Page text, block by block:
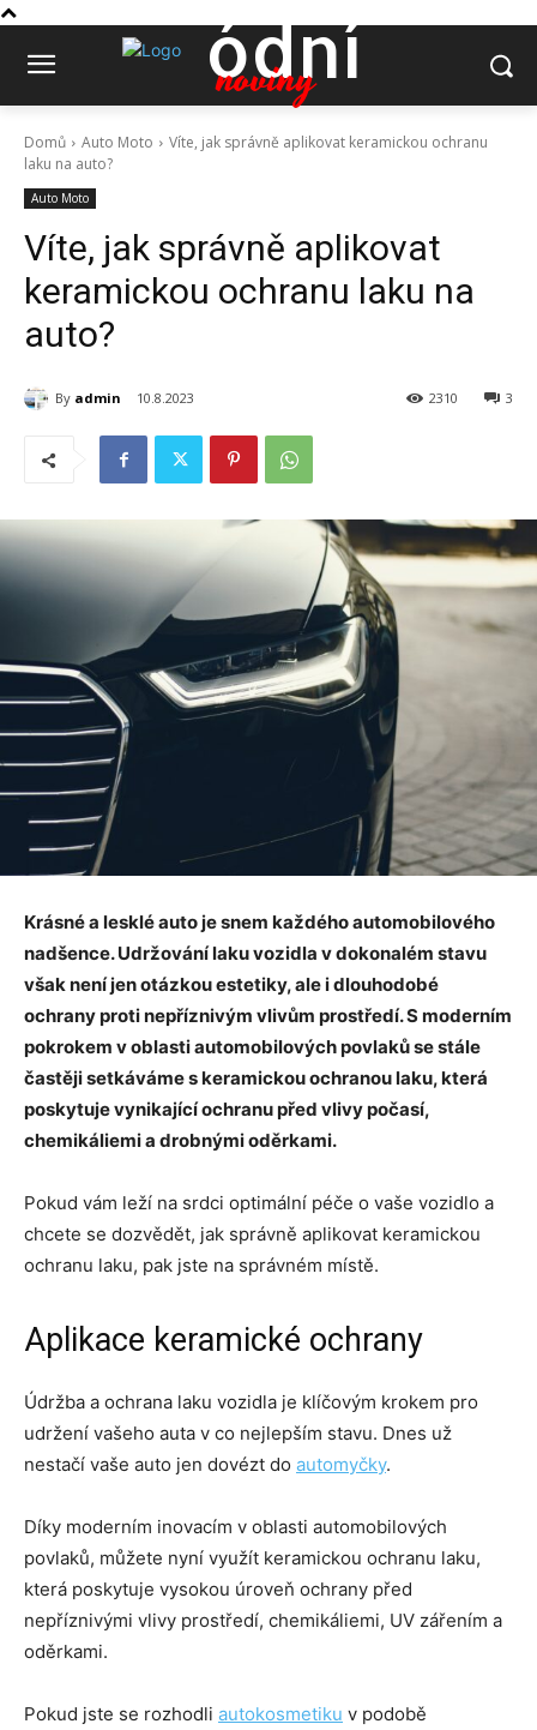
ódní
noviny
Domů Auto Moto
Víte, jak správně aplikovat keramickou ochranu
laku na auto?
Auto Moto
Víte, jak správně aplikovat
keramickou ochranu laku na
auto?
By admin 10.8.2023 3
2310
Krásné a lesklé auto je snem každého automobilového
nadšence. Udržování laku vozidla v dokonalém stavu
však není jen otázkou estetiky, ale i dlouhodobé
ochrany proti nepříznivým vlivům prostředí. S moderním
pokrokem v oblasti automobilových povlaků se stále
častěji setkáváme s keramickou ochranou laku, která
poskytuje vynikající ochranu před vlivy počasí,
chemikáliemi a drobnými oděrkami.
Pokud vám leží na srdci optimální péče o vaše vozidlo a
chcete se dozvědět, jak správně aplikovat keramickou
ochranu laku, pak jste na správném místě.
Aplikace keramické ochrany
Údržba a ochrana laku vozidla je klíčovým krokem pro
udržení vašeho auta v co nejlepším stavu. Dnes už
nestačí vaše auto jen dovézt do automyčky.
Díky moderním inovacím v oblasti automobilových
povlaků, můžete nyní využít keramickou ochranu laku,
která poskytuje vysokou úroveň ochrany před
nepříznivými vlivy prostředí, chemikáliemi, UV zářením a
oděrkami.
Pokud jste se rozhodli autokosmetiku v podobě